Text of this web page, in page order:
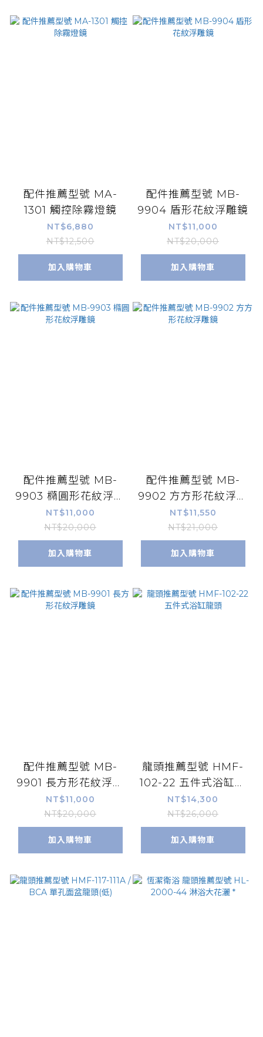
配件推薦型號 MA-
1301 觸控除霧燈鏡
NT$6,880
NT$12,500
加入購物車
配件推薦型號 MB-
9904 盾形花紋浮雕鏡
NT$11,000
NT$20,000
加入購物車
配件推薦型號 MB-
9903 橢圓形花紋浮雕
鏡
NT$11,000
NT$20,000
加入購物車
配件推薦型號 MB-
9902 方方形花紋浮雕
鏡
NT$11,550
NT$21,000
加入購物車
配件推薦型號 MB-
9901 長方形花紋浮雕
鏡
NT$11,000
NT$20,000
加入購物車
龍頭推薦型號 HMF-
102-22 五件式浴缸龍
頭
NT$14,300
NT$26,000
加入購物車